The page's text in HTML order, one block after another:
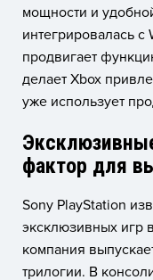
мощности и
интегрировалась
продвигает
делает Xbox
уже использует
фактор для
Sony PlayStation
эксклюзивных игр
компания
трилогии. В